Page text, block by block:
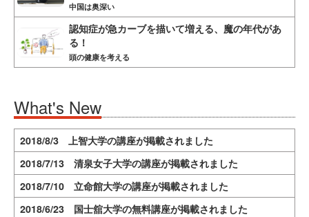
中国は奥深い
認知症が急カーブを描いて増える、魔の年代があ
る！
頭の健康を考える
What's New
2018/8/3 上智大学の講座が掲載されました
2018/7/13 清泉女子大学の講座が掲載されました
2018/7/10 立命館大学の講座が掲載されました
2018/6/23 国士舘大学の無料講座が掲載されました